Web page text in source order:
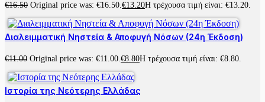
€16.50 Original price was: €16.50.€13.20Η τρέχουσα τιμή είναι: €13.20.
Διαλειμματική Νηστεία & Αποφυγή Νόσων (24η Έκδοση)
€11.00 Original price was: €11.00.€8.80Η τρέχουσα τιμή είναι: €8.80.
Ιστορία της Νεότερης Ελλάδας